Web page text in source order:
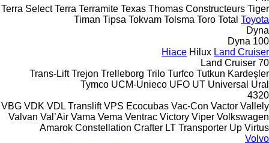
Terra Select Terra Terramite Texas Thomas Constructeurs Tiger
Timan Tipsa Tokvam Tolsma Toro Total Toyota
Dyna
Dyna 100
Hiace Hilux Land Cruiser
Land Cruiser 70
Trans-Lift Trejon Trelleborg Trilo Turfco Tutkun Kardeşler
Tymco UCM-Unieco UFO UT Universal Ural
4320
VBG VDK VDL Translift VPS Ecocubas Vac-Con Vactor Vallely
Valvan Val’Air Vama Vema Ventrac Victory Viper Volkswagen
Amarok Constellation Crafter LT Transporter Up Virtus
Volvo